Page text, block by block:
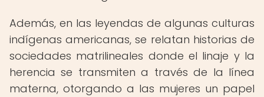
Además, en las leyendas de algunas culturas
indígenas americanas, se relatan historias de
sociedades matrilineales donde el linaje y la
herencia se transmiten a través de la línea
materna, otorgando a las mujeres un papel